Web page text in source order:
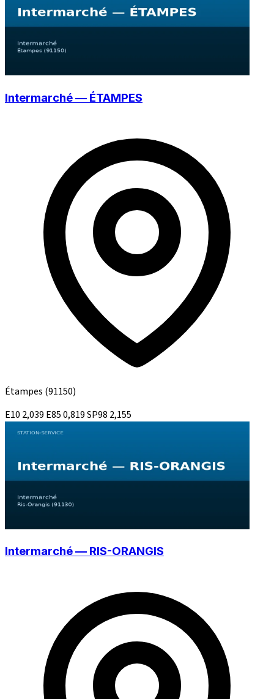
Intermarché — ÉTAMPES
Étampes (91150)
E10 2,039 E850,819SP98 2,155
Intermarché — RIS-ORANGIS